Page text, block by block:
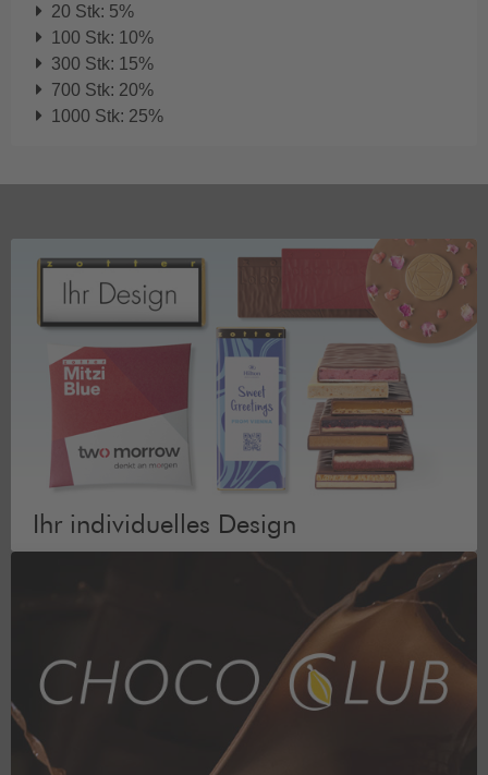
20 Stk: 5%
100 Stk: 10%
300 Stk: 15%
700 Stk: 20%
1000 Stk: 25%
Ihr individuelles Design